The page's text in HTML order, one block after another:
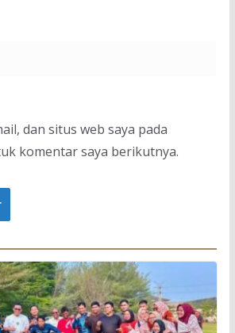
dan situs web saya pada
komentar saya berikutnya.